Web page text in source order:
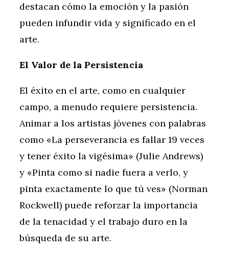
destacan cómo la emoción y la pasión
pueden infundir vida y significado en el
arte.
El Valor de la Persistencia
El éxito en el arte, como en cualquier
campo, a menudo requiere persistencia.
Animar a los artistas jóvenes con palabras
como «La perseverancia es fallar 19 veces
y tener éxito la vigésima» (Julie Andrews)
y «Pinta como si nadie fuera a verlo, y
pinta exactamente lo que tú ves» (Norman
Rockwell) puede reforzar la importancia
de la tenacidad y el trabajo duro en la
búsqueda de su arte.